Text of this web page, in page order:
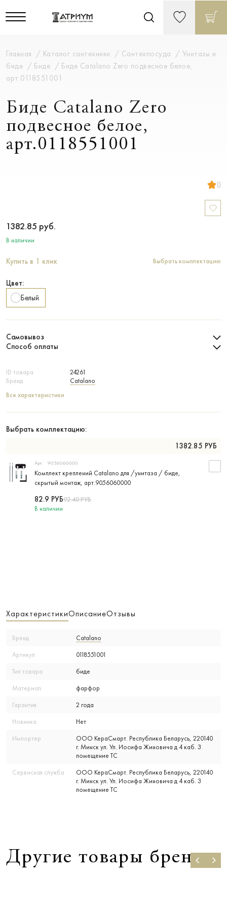
Главная Каталог сантехники Сантехпосуда
Унитазы и
биде
Биде
Биде Catalano Zero подвесное белое,
арт.0118551001
Биде Catalano Zero
подвесное белое,
арт.0118551001
()
ID товара
24261
Бренд
Catalano
Все характеристики
Выбрать комплектацию:
1382.85 РУБ
Комплект креплений Catalano для /унитаза / биде,
скрытый монтаж, арт.9056060000
Арт: 9056060000
В наличии
92.40РУБ
82.9 РУБ
1382.85 руб.
В наличии
Купить в 1 клик Выбрать комплектацию
Цвет:
Белый
Самовывоз
Способ оплаты
ХарактеристикиОписаниеОтзывы
Бренд Catalano
Артикул 0118551001
Тип товара биде
Материал фарфор
Гарантия 2 года
Новинка Нет
Импортер
ООО КераСмарт. Республика Беларусь, 220140
г. Минск ул. Ул. Иосифа Жиновича д 4 каб. 3
помещение ТС
Сервисная служба
ООО КераСмарт. Республика Беларусь, 220140
г. Минск ул. Ул. Иосифа Жиновича д 4 каб. 3
помещение ТС
Другие товары бренда